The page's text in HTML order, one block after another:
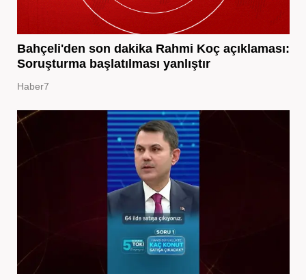
Bahçeli'den son dakika Rahmi Koç açıklaması:
Soruşturma başlatılması yanlıştır
Haber7